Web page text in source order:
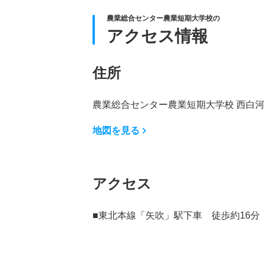
農業総合センター農業短期大学校の
アクセス情報
住所
農業総合センター農業短期大学校 西白
地図を見る
アクセス
■東北本線「矢吹」駅下車 徒歩約16分